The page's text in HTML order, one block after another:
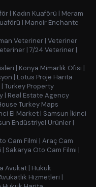
| Kadın Kuaförü | Meram
| Manoir Enchante
Veteriner | Veteriner
| 7/24 Veteriner |
| Konya Mimarlık Ofisi |
| Lotus Proje Harita
| Turkey Property
| Real Estate Agency
Turkey Maps
El Market | Samsun İkinci
Endüstriyel Ürünler |
Cam Filmi | Araç Cam
| Sakarya Oto Cam Filmi |
Avukat | Hukuk
Hizmetleri |